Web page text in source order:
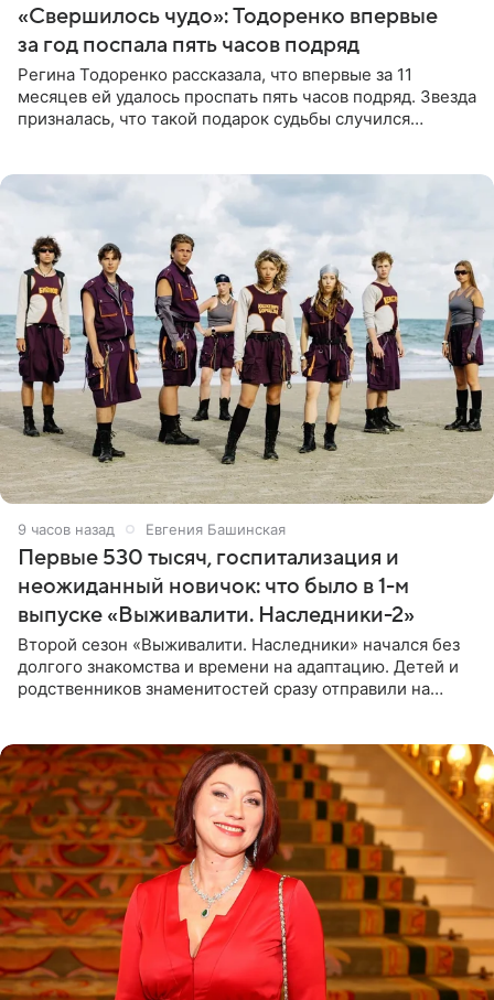
«Свершилось чудо»: Тодоренко впервые
за год поспала пять часов подряд
Регина Тодоренко рассказала, что впервые за 11
месяцев ей удалось проспать пять часов подряд. Звезда
призналась, что такой подарок судьбы случился
9 часов назад Евгения Башинская
Первые 530 тысяч, госпитализация и
неожиданный новичок: что было в 1-м
выпуске «Выживалити. Наследники-2»
Второй сезон «Выживалити. Наследники» начался без
долгого знакомства и времени на адаптацию. Детей и
родственников знаменитостей сразу отправили на